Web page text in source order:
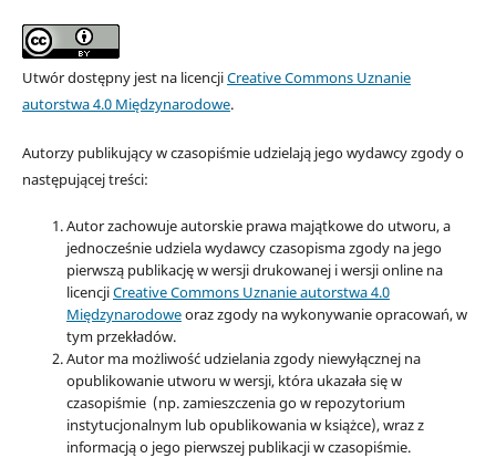
Utwór dostępny jest na licencjiCreative Commons Uznanie
autorstwa 4.0 Międzynarodowe.
Autorzy publikujący w czasopiśmie udzielają jego wydawcy zgody o
następującej treści:
Autor zachowuje autorskie prawa majątkowe do utworu, a
jednocześnie udziela wydawcy czasopisma zgody na jego
pierwszą publikację w wersji drukowanej i wersji online na
licencjiCreative Commons Uznanie autorstwa 4.0
Międzynarodoweoraz zgody na wykonywanie opracowań, w
tym przekładów.
Autor ma możliwość udzielania zgody niewyłącznej na
opublikowanie utworu w wersji, która ukazała się w
czasopiśmie (np. zamieszczenia go w repozytorium
instytucjonalnym lub opublikowania w książce), wraz z
informacją o jego pierwszej publikacji w czasopiśmie.